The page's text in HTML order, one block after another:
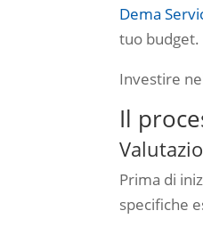
Dema
tuo budget.
Investire
Il
Prima di
specifiche